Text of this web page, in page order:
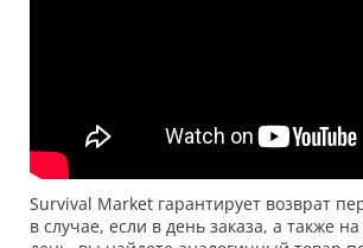
Survival Market гарантирует возврат
в случае, если в день заказа, а также